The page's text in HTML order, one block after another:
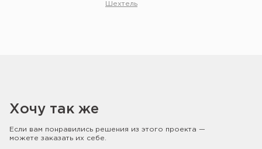
Шехтель
Хочу так же
Если вам понравились решения из этого проекта —
можете заказать их себе.